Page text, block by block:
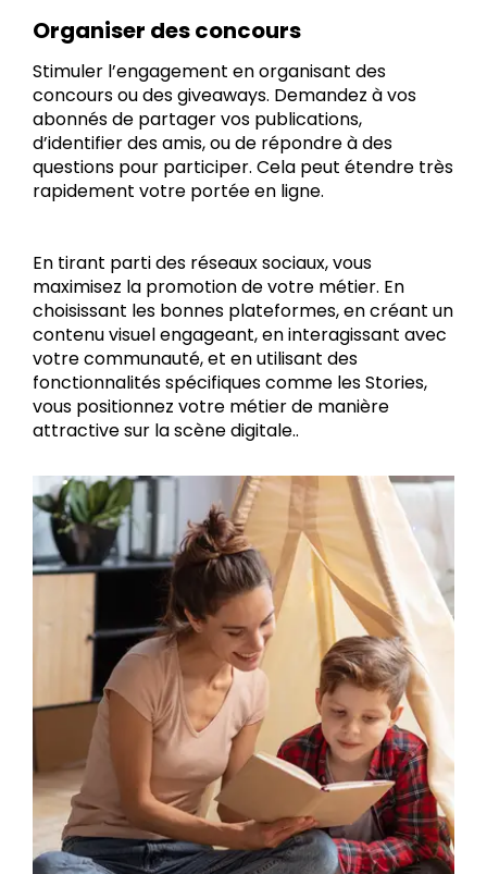
Organiser des concours
Stimuler l’engagement en organisant des
concours ou des giveaways. Demandez à vos
abonnés de partager vos publications,
d’identifier des amis, ou de répondre à des
questions pour participer. Cela peut étendre très
rapidement votre portée en ligne.
En tirant parti des réseaux sociaux, vous
maximisez la promotion de votre métier. En
choisissant les bonnes plateformes, en créant un
contenu visuel engageant, en interagissant avec
votre communauté, et en utilisant des
fonctionnalités spécifiques comme les Stories,
vous positionnez votre métier de manière
attractive sur la scène digitale..